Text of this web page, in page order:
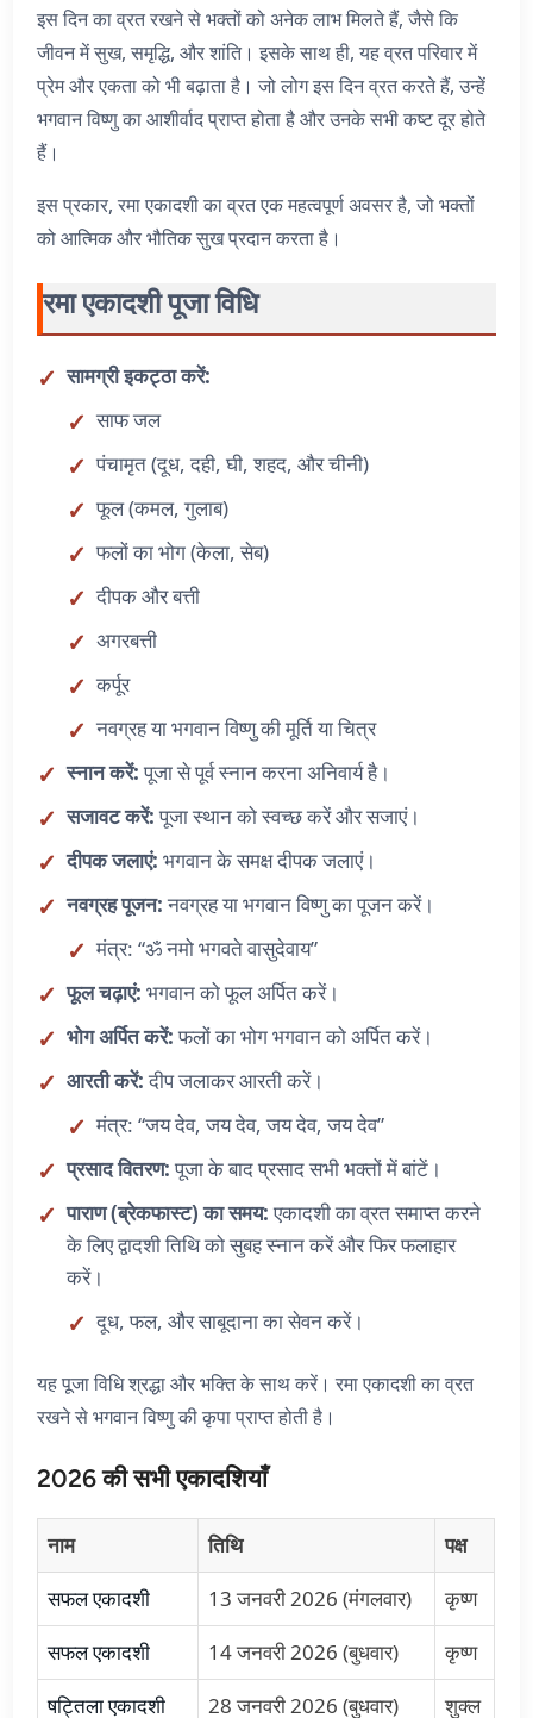
इस दिन का व्रत रखने से भक्तों को अनेक लाभ मिलते हैं, जैसे कि
जीवन में सुख, समृद्धि, और शांति। इसके साथ ही, यह व्रत परिवार में
प्रेम और एकता को भी बढ़ाता है। जो लोग इस दिन व्रत करते हैं, उन्हें
भगवान विष्णु का आशीर्वाद प्राप्त होता है और उनके सभी कष्ट दूर होते
हैं।
इस प्रकार, रमा एकादशी का व्रत एक महत्वपूर्ण अवसर है, जो भक्तों
को आत्मिक और भौतिक सुख प्रदान करता है।
रमा एकादशी पूजा विधि
सामग्री इकट्ठा करें:
साफ जल
पंचामृत (दूध, दही, घी, शहद, और चीनी)
फूल (कमल, गुलाब)
फलों का भोग (केला, सेब)
दीपक और बत्ती
अगरबत्ती
कर्पूर
नवग्रह या भगवान विष्णु की मूर्ति या चित्र
स्नान करें:पूजा से पूर्व स्नान करना अनिवार्य है।
सजावट करें:पूजा स्थान को स्वच्छ करें और सजाएं।
दीपक जलाएं: भगवान के समक्ष दीपक जलाएं।
नवग्रह पूजन:नवग्रह या भगवान विष्णु का पूजन करें।
मंत्र: “ॐ नमो भगवते वासुदेवाय”
फूल चढ़ाएं: भगवान को फूल अर्पित करें।
भोग अर्पित करें:फलों का भोग भगवान को अर्पित करें।
आरती करें:दीप जलाकर आरती करें।
मंत्र: “जय देव, जय देव, जय देव, जय देव”
प्रसाद वितरण:पूजा के बाद प्रसाद सभी भक्तों में बांटें।
पाराण (ब्रेकफास्ट) का समय:एकादशी का व्रत समाप्त करने
के लिए द्वादशी तिथि को सुबह स्नान करें और फिर फलाहार
करें।
दूध, फल, और साबूदाना का सेवन करें।
यह पूजा विधि श्रद्धा और भक्ति के साथ करें। रमा एकादशी का व्रत
रखने से भगवान विष्णु की कृपा प्राप्त होती है।
2026 की सभी एकादशियाँ
नाम तिथि
पक्ष
सफल एकादशी
13 जनवरी 2026 (मंगलवार)
कृष्ण
सफल एकादशी
14 जनवरी 2026 (बुधवार)
कृष्ण
षट्तिला एकादशी
28 जनवरी 2026 (बुधवार) शुक्ल